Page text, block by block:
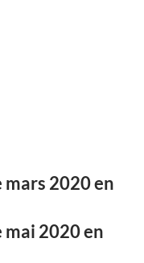
mars 2020 en
mai 2020 en